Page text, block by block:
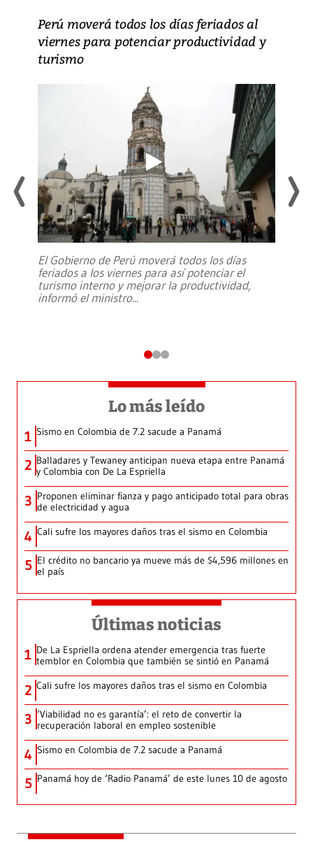
Perú moverá todos los días feriados al
viernes para potenciar productividad y
turismo
El Gobierno de Perú moverá todos los días
feriados a los viernes para así potenciar el
turismo interno y mejorar la productividad,
informó el ministro...
Lo más leído
1 Sismo en Colombia de 7.2 sacude a Panamá
2 Balladares y Tewaney anticipan nueva etapa entre Panamá
y Colombia con De La Espriella
3 Proponen eliminar fianza y pago anticipado total para obras
de electricidad y agua
4 Cali sufre los mayores daños tras el sismo en Colombia
5 El crédito no bancario ya mueve más de $4,596 millones en
el país
Últimas noticias
1 De La Espriella ordena atender emergencia tras fuerte
temblor en Colombia que también se sintió en Panamá
2 Cali sufre los mayores daños tras el sismo en Colombia
3 ‘Viabilidad no es garantía’: el reto de convertir la
recuperación laboral en empleo sostenible
4 Sismo en Colombia de 7.2 sacude a Panamá
5 Panamá hoy de ‘Radio Panamá’ de este lunes 10 de agosto